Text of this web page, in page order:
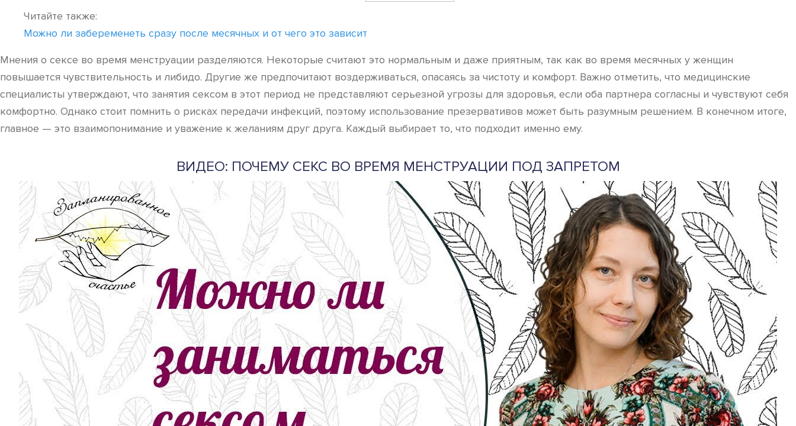
Читайте также:
Можно ли забеременеть сразу после месячных и от чего это зависит
Мнения о сексе во время менструации разделяются. Некоторые считают это нормальным и даже приятным, так как во время месячных у женщин
повышается чувствительность и либидо. Другие же предпочитают воздерживаться, опасаясь за чистоту и комфорт. Важно отметить, что медицинские
специалисты утверждают, что занятия сексом в этот период не представляют серьезной угрозы для здоровья, если оба партнера согласны и чувствуют себя
комфортно. Однако стоит помнить о рисках передачи инфекций, поэтому использование презервативов может быть разумным решением. В конечном итоге,
главное — это взаимопонимание и уважение к желаниям друг друга. Каждый выбирает то, что подходит именно ему.
ВИДЕО: ПОЧЕМУ СЕКС ВО ВРЕМЯ МЕНСТРУАЦИИ ПОД ЗАПРЕТОМ